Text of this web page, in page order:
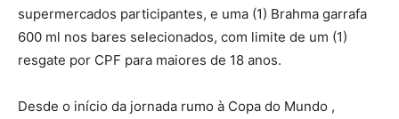
supermercados participantes, e uma (1) Brahma garrafa
600 ml nos bares selecionados, com limite de um (1)
resgate por CPF para maiores de 18 anos.
Desde o início da jornada rumo à Copa do Mundo ,